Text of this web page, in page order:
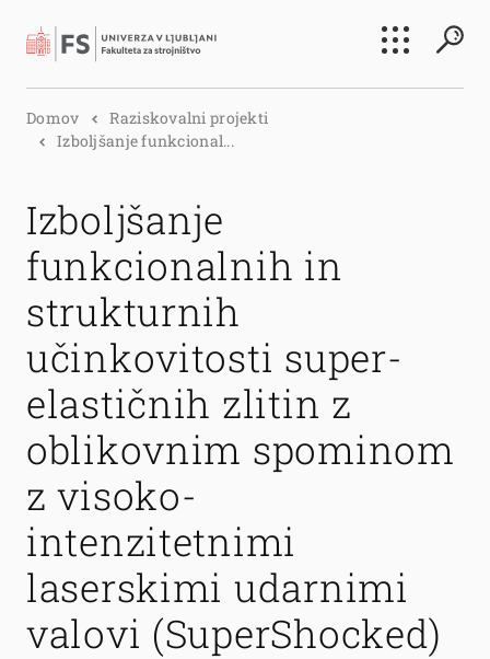
Išči
Domov
Raziskovalni projekti
Izboljšanje funkcional...
Izboljšanje
funkcionalnih in
strukturnih
učinkovitosti super-
elastičnih zlitin z
oblikovnim spominom
z visoko-
intenzitetnimi
laserskimi udarnimi
valovi (SuperShocked)